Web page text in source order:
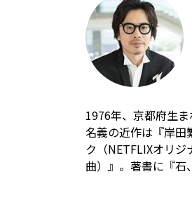
1976年、京都府生
名義の近作は『岸田
ク（NETFLIXオリジ
曲）』。著書に『石